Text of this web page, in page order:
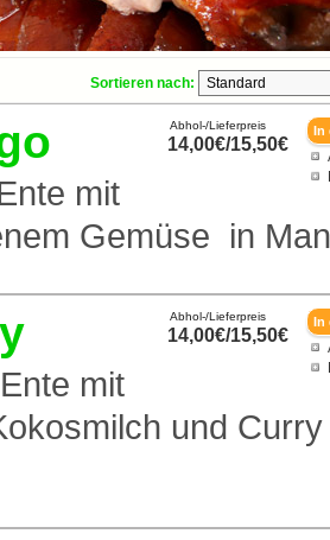
Sortieren nach:
Abhol-/Lieferpreis
14,00€/15,50€
mit
Gemüse in
Abhol-/Lieferpreis
14,00€/15,50€
mit
und